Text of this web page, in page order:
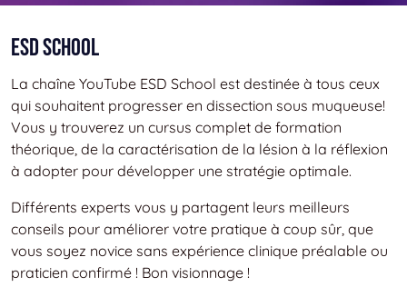
ESD School
La chaîne YouTube ESD School est destinée à tous ceux
qui souhaitent progresser en dissection sous muqueuse!
Vous y trouverez un cursus complet de formation
théorique, de la caractérisation de la lésion à la réflexion
à adopter pour développer une stratégie optimale.
Différents experts vous y partagent leurs meilleurs
conseils pour améliorer votre pratique à coup sûr, que
vous soyez novice sans expérience clinique préalable ou
praticien confirmé ! Bon visionnage !